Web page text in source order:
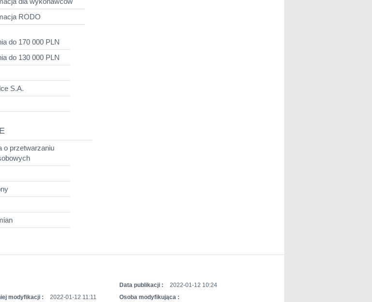
RODO
do 170 000 PLN
do 130 000 PLN
S.A.
o przetwarzaniu
Data publikacji :
2022-01-12 10:24
modyfikacji : 2022-01-12 11:11 Osoba modyfikująca :